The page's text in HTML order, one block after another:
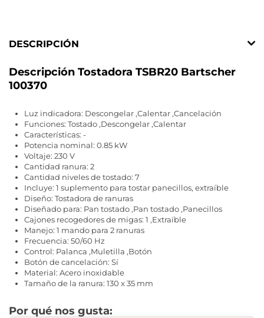
DESCRIPCIÓN
Descripción Tostadora TSBR20 Bartscher
100370
Luz indicadora: Descongelar ,Calentar ,Cancelación
Funciones: Tostado ,Descongelar ,Calentar
Características: -
Potencia nominal: 0.85 kW
Voltaje: 230 V
Cantidad ranura: 2
Cantidad niveles de tostado: 7
Incluye: 1 suplemento para tostar panecillos, extraíble
Diseño: Tostadora de ranuras
Diseñado para: Pan tostado ,Pan tostado ,Panecillos
Cajones recogedores de migas: 1 ,Extraíble
Manejo: 1 mando para 2 ranuras
Frecuencia: 50/60 Hz
Control: Palanca ,Muletilla ,Botón
Botón de cancelación: Sí
Material: Acero inoxidable
Tamaño de la ranura: 130 x 35 mm
Por qué nos gusta: